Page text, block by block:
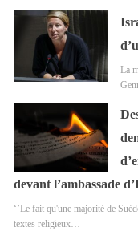
La
devant l’ambassade
‘’Le fait qu'une majorité de
textes religieux…